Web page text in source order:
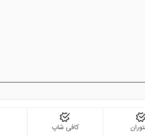
کافی شاپ